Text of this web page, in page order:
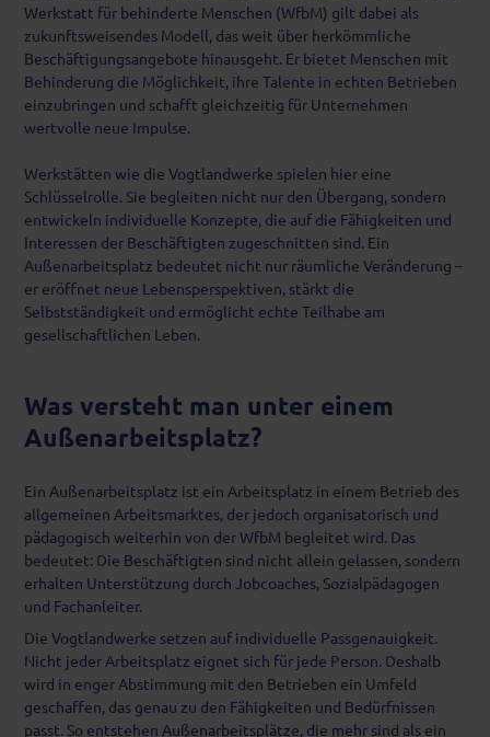
Werkstatt für behinderte Menschen (WfbM) gilt dabei als
zukunftsweisendes Modell, das weit über herkömmliche
Beschäftigungsangebote hinausgeht. Er bietet Menschen mit
Behinderung die Möglichkeit, ihre Talente in echten Betrieben
einzubringen und schafft gleichzeitig für Unternehmen
wertvolle neue Impulse.
Werkstätten wie die Vogtlandwerke spielen hier eine
Schlüsselrolle. Sie begleiten nicht nur den Übergang, sondern
entwickeln individuelle Konzepte, die auf die Fähigkeiten und
Interessen der Beschäftigten zugeschnitten sind. Ein
Außenarbeitsplatz bedeutet nicht nur räumliche Veränderung –
er eröffnet neue Lebensperspektiven, stärkt die
Selbstständigkeit und ermöglicht echte Teilhabe am
gesellschaftlichen Leben.
Was versteht man unter einem
Außenarbeitsplatz?
Ein Außenarbeitsplatz ist ein Arbeitsplatz in einem Betrieb des
allgemeinen Arbeitsmarktes, der jedoch organisatorisch und
pädagogisch weiterhin von der WfbM begleitet wird. Das
bedeutet: Die Beschäftigten sind nicht allein gelassen, sondern
erhalten Unterstützung durch Jobcoaches, Sozialpädagogen
und Fachanleiter.
Die Vogtlandwerke setzen auf individuelle Passgenauigkeit.
Nicht jeder Arbeitsplatz eignet sich für jede Person. Deshalb
wird in enger Abstimmung mit den Betrieben ein Umfeld
geschaffen, das genau zu den Fähigkeiten und Bedürfnissen
passt. So entstehen Außenarbeitsplätze, die mehr sind als ein